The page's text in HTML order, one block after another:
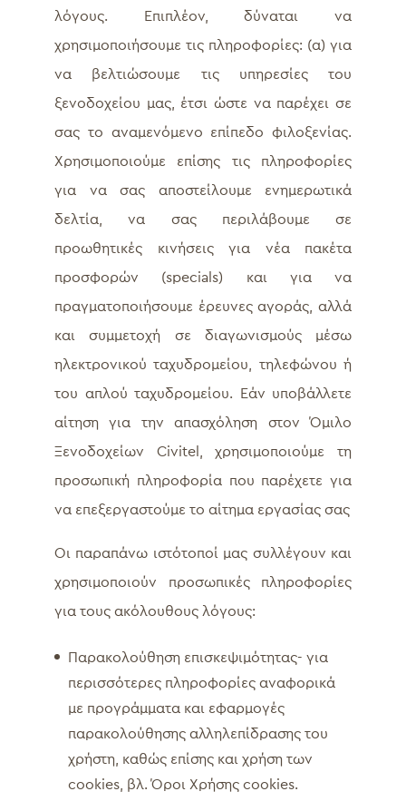
λόγους. Επιπλέον, δύναται να
χρησιμοποιήσουμε τις πληροφορίες: (α) για
να βελτιώσουμε τις υπηρεσίες του
ξενοδοχείου μας, έτσι ώστε να παρέχει σε
σας το αναμενόμενο επίπεδο φιλοξενίας.
Χρησιμοποιούμε επίσης τις πληροφορίες
για να σας αποστείλουμε ενημερωτικά
δελτία, να σας περιλάβουμε σε
προωθητικές κινήσεις για νέα πακέτα
προσφορών (specials) και για να
πραγματοποιήσουμε έρευνες αγοράς, αλλά
και συμμετοχή σε διαγωνισμούς μέσω
ηλεκτρονικού ταχυδρομείου, τηλεφώνου ή
του απλού ταχυδρομείου. Εάν υποβάλλετε
αίτηση για την απασχόληση στον Όμιλο
Ξενοδοχείων Civitel, χρησιμοποιούμε τη
προσωπική πληροφορία που παρέχετε για
να επεξεργαστούμε το αίτημα εργασίας σας
Οι παραπάνω ιστότοποί μας συλλέγουν και
χρησιμοποιούν προσωπικές πληροφορίες
για τους ακόλουθους λόγους:
Παρακολούθηση επισκεψιμότητας- για
περισσότερες πληροφορίες αναφορικά
με προγράμματα και εφαρμογές
παρακολούθησης αλληλεπίδρασης του
χρήστη, καθώς επίσης και χρήση των
cookies, βλ. Όροι Χρήσης cookies.